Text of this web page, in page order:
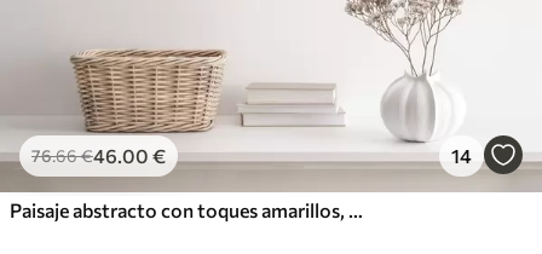
76.66€46.00 € 14
Paisaje abstracto con toques amarillos, una composición minimalista de tierra, agua y cielo, con colores apagados